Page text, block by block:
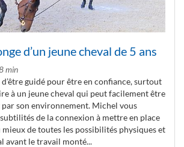
d’un jeune cheval de 5 ans
min
d’être guidé pour être en confiance, surtout
à un jeune cheval qui peut facilement être
son environnement. Michel vous
de la connexion à mettre en place
de toutes les possibilités physiques et
avant le travail monté...